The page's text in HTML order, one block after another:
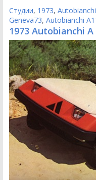
Студии, 1973, Autobianchi
Geneva73, Autobianchi
1973 Autobianchi